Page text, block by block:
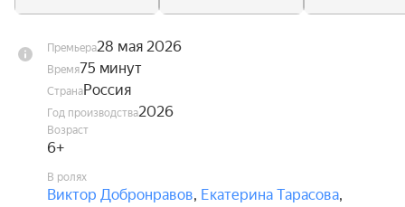
Премьера28 мая 2026
Время75 минут
СтранаРоссия
Год производства2026
Возраст
6+
В ролях
Виктор Добронравов, Екатерина Тарасова,